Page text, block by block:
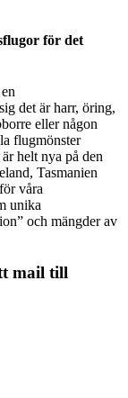
för det
det är harr, öring,
eller någon
flugmönster
helt nya på den
Tasmanien
våra
unika
och mängder av
mail till